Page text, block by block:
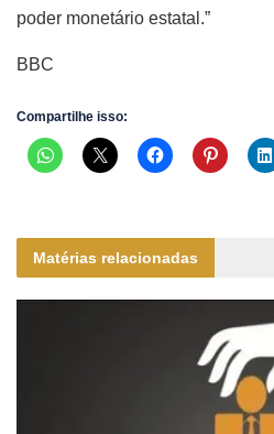
poder monetário estatal.”
BBC
Compartilhe isso:
Matérias relacionadas